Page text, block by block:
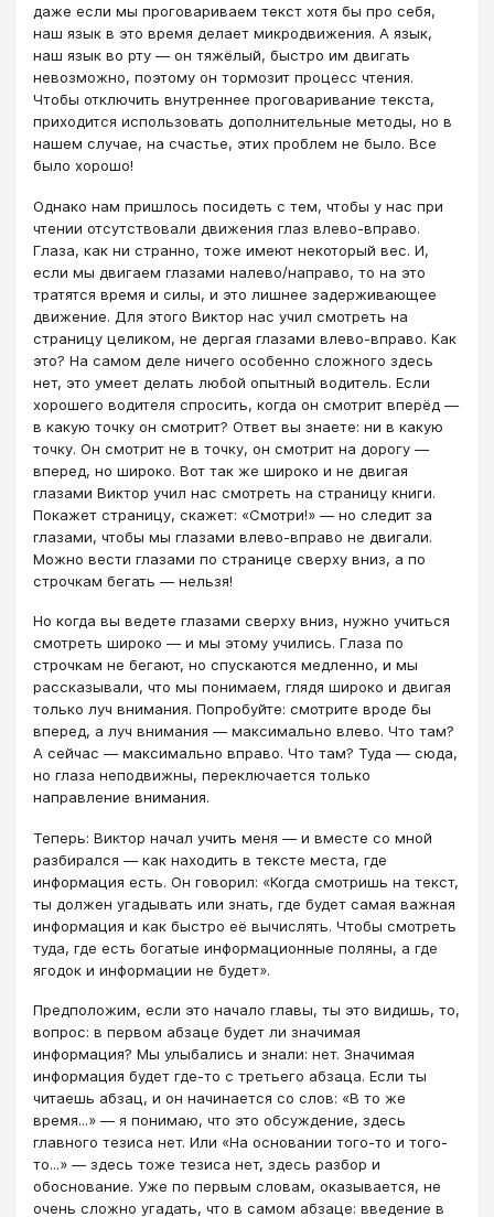
даже если мы проговариваем текст хотя бы про себя,
наш язык в это время делает микродвижения. А язык,
наш язык во рту — он тяжёлый, быстро им двигать
невозможно, поэтому он тормозит процесс чтения.
Чтобы отключить внутреннее проговаривание текста,
приходится использовать дополнительные методы, но в
нашем случае, на счастье, этих проблем не было. Все
было хорошо!
Однако нам пришлось посидеть с тем, чтобы у нас при
чтении отсутствовали движения глаз влево-вправо.
Глаза, как ни странно, тоже имеют некоторый вес. И,
если мы двигаем глазами налево/направо, то на это
тратятся время и силы, и это лишнее задерживающее
движение. Для этого Виктор нас учил смотреть на
страницу целиком, не дергая глазами влево-вправо. Как
это? На самом деле ничего особенно сложного здесь
нет, это умеет делать любой опытный водитель. Если
хорошего водителя спросить, когда он смотрит вперёд —
в какую точку он смотрит? Ответ вы знаете: ни в какую
точку. Он смотрит не в точку, он смотрит на дорогу —
вперед, но широко. Вот так же широко и не двигая
глазами Виктор учил нас смотреть на страницу книги.
Покажет страницу, скажет: «Смотри!» — но следит за
глазами, чтобы мы глазами влево-вправо не двигали.
Можно вести глазами по странице сверху вниз, а по
строчкам бегать — нельзя!
Но когда вы ведете глазами сверху вниз, нужно учиться
смотреть широко — и мы этому учились. Глаза по
строчкам не бегают, но спускаются медленно, и мы
рассказывали, что мы понимаем, глядя широко и двигая
только луч внимания. Попробуйте: смотрите вроде бы
вперед, а луч внимания — максимально влево. Что там?
А сейчас — максимально вправо. Что там? Туда — сюда,
но глаза неподвижны, переключается только
направление внимания.
Теперь: Виктор начал учить меня — и вместе со мной
разбирался — как находить в тексте места, где
информация есть. Он говорил: «Когда смотришь на текст,
ты должен угадывать или знать, где будет самая важная
информация и как быстро её вычислять. Чтобы смотреть
туда, где есть богатые информационные поляны, а где
ягодок и информации не будет».
Предположим, если это начало главы, ты это видишь, то,
вопрос: в первом абзаце будет ли значимая
информация? Мы улыбались и знали: нет. Значимая
информация будет где-то с третьего абзаца. Если ты
читаешь абзац, и он начинается со слов: «В то же
время...» — я понимаю, что это обсуждение, здесь
главного тезиса нет. Или «На основании того-то и того-
то...» — здесь тоже тезиса нет, здесь разбор и
обоснование. Уже по первым словам, оказывается, не
очень сложно угадать, что в самом абзаце: введение в